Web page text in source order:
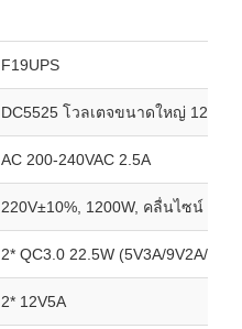
F19UPS
DC5525 โวลเตจขนาดใหญ่ 12-
AC 200-240VAC 2.5A
220V±10%, 1200W, คลื่นไซน์
2* QC3.0 22.5W (5V3A/9V2A/
2* 12V5A